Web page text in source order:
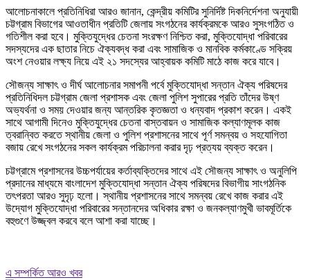
আলোচনাকালে প্রতিনিধিরা আরও জানান, কেন্দ্রীয় কমিটির সুনির্দিষ্ট দিকনির্দেশনা অনুযায়ী
চট্টগ্রাম বিভাগের আওতাধীন প্রতিটি জেলায় সংগঠনের কার্যক্রমকে আরও সুসংগঠিত ও
গতিশীল করা হবে। মুক্তিযুদ্ধের চেতনা সংরক্ষণ নিশ্চিত করা, মুক্তিযোদ্ধা পরিবারের
সদস্যদের এক ছাতার নিচে ঐক্যবদ্ধ করা এবং সামাজিক ও মানবিক কর্মকাণ্ডে সক্রিয়
অংশ নেওয়ার লক্ষ্য নিয়ে এই ২১ সদস্যের আহ্বায়ক কমিটি মাঠে কাজ করে যাবে।
সৌজন্য সাক্ষাৎ ও দীর্ঘ আলোচনার সমাপনী পর্বে মুক্তিযোদ্ধা সন্তান ঐক্য পরিষদের
প্রতিনিধিদল চট্টগ্রাম জেলা প্রশাসক এবং জেলা পুলিশ সুপারের প্রতি তাঁদের উষ্ণ
অভ্যর্থনা ও সময় দেওয়ার জন্য আন্তরিক কৃতজ্ঞতা ও ধন্যবাদ প্রকাশ করেন। একই
সাথে আগামী দিনেও মুক্তিযুদ্ধের চেতনা বাস্তবায়ন ও সামাজিক কল্যাণমূলক কাজ
ত্বরান্বিত করতে স্থানীয় জেলা ও পুলিশ প্রশাসনের সাথে পূর্ণ সমন্বয় ও সহযোগিতা
বজায় রেখে সংগঠনের সকল কার্যক্রম পরিচালনা করার দৃঢ় প্রত্যয় ব্যক্ত করেন।
চট্টগ্রামে প্রশাসনের উচ্চপর্যায়ের কর্তাব্যক্তিদের সাথে এই সৌজন্য সাক্ষাৎ ও অনুলিপি
প্রদানের মাধ্যমে বাংলাদেশ মুক্তিযোদ্ধা সন্তান ঐক্য পরিষদের বিভাগীয় সাংগঠনিক
তৎপরতা আরও সুদৃঢ় হলো। স্থানীয় প্রশাসনের সাথে সমন্বয় রেখে কাজ করার এই
উদ্যোগ মুক্তিযোদ্ধা পরিবারের সন্তানদের অধিকার রক্ষা ও জনকল্যাণমুখী ভাবমূর্তিকে
বহুগুণে উজ্জ্বল করবে বলে আশা করা যাচ্ছে।
এ সম্পর্কিত আরও খবর